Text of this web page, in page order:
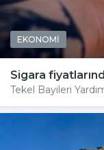
EKONOMİ
Sigara
Tekel Bayileri